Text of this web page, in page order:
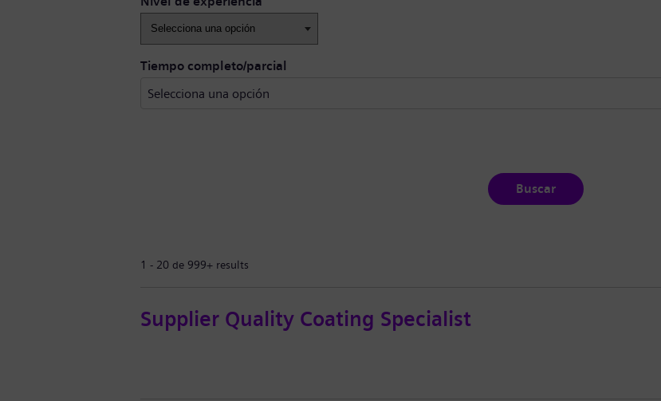
Tiempo completo/parcial
Buscar
1 - 20 de 999+ results
Supplier Quality Coating Specialist